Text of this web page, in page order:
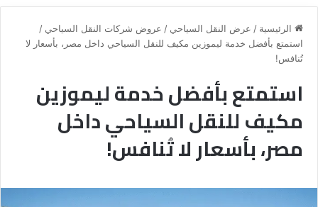
الرئيسية / عرض النقل السياحي / عروض شركات النقل السياحي /
استمتع بأفضل خدمة ليموزين مكيف للنقل السياحي داخل مصر، بأسعار لا
تُنافس!
استمتع بأفضل خدمة ليموزين
مكيف للنقل السياحي داخل
مصر، بأسعار لا تُنافس!